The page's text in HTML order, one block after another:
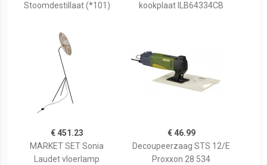
Stoomdestillaat (*101)
kookplaat ILB64334CB
€ 451.23
MARKET SET Sonia
Laudet vloerlamp
€ 46.99
Decoupeerzaag STS 12/E
Proxxon 28 534